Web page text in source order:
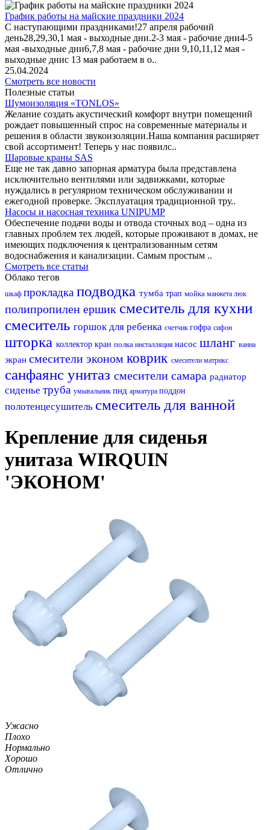
График работы на майские праздники 2024
С наступающими праздниками!27 апреля рабочий
день28,29,30,1 мая - выходные дни.2-3 мая - рабочие дни4-5
мая -выходные дни6,7,8 мая - рабочие дни 9,10,11,12 мая -
выходные днис 13 мая работаем в о..
25.04.2024
Смотреть все новости
Полезные статьи
Шумоизоляция «TONLOS»
Желание создать акустический комфорт внутри помещений
рождает повышенный спрос на современные материалы и
решения в области звукоизоляции.Наша компания расширяет
свой ассортимент! Теперь у нас появилс..
Шаровые краны SAS
Еще не так давно запорная арматура была представлена
исключительно вентилями или задвижками, которые
нуждались в регулярном техническом обслуживании и
ежегодной проверке. Эксплуатация традиционной тру..
Насосы и насосная техника UNIPUMP
Обеспечение подачи воды и отвода сточных вод – одна из
главных проблем тех людей, которые проживают в домах, не
имеющих подключения к централизованным сетям
водоснабжения и канализации. Самым простым ..
Смотреть все статьи
Облако тегов
шкаф прокладка подводка тумба трап мойка манжета люк
полипропилен ершик смеситель для кухни
смеситель горшок для ребенка счетчик гофра сифон
шторка коллектор кран полка инсталляция насос шланг ванна
экран смесители эконом коврик смесители матрикс
санфаянс унитаз смесители самара радиатор
сиденье труба умывальник пнд арматура поддон
полотенцесушитель смеситель для ванной
Крепление для сиденья
унитаза WIRQUIN
'ЭКОНОМ'
Ужасно
Плохо
Нормально
Хорошо
Отлично